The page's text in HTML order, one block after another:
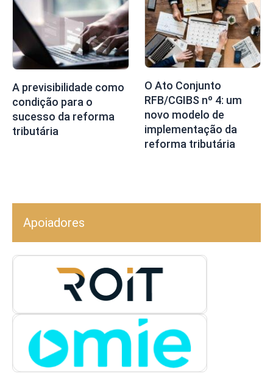
A previsibilidade como
condição para o
sucesso da reforma
tributária
O Ato Conjunto
RFB/CGIBS nº 4: um
novo modelo de
implementação da
reforma tributária
Apoiadores